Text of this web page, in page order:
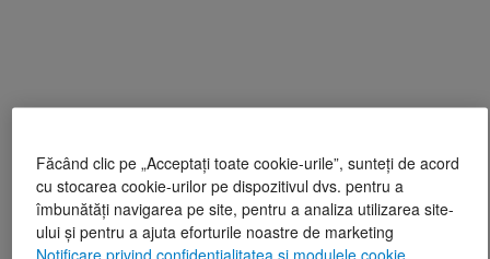
Făcând clic pe „Acceptați toate cookie-urile”, sunteți de acord
cu stocarea cookie-urilor pe dispozitivul dvs. pentru a
îmbunătăți navigarea pe site, pentru a analiza utilizarea site-
ului și pentru a ajuta eforturile noastre de marketing
Notificare privind confidențialitatea și modulele cookie